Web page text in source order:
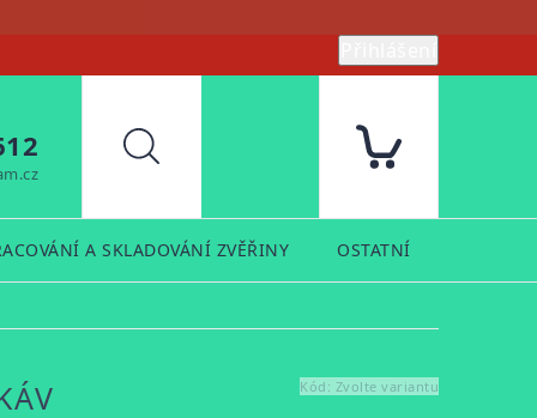
Hledat
A SKLADOVÁNÍ ZVĚŘINY OSTATNÍ
Kód: Zvolte variantu